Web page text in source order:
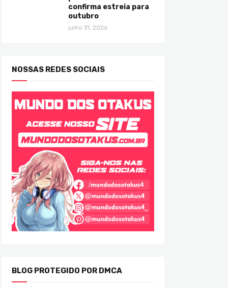
confirma estreia para
outubro
julho 31, 2026
NOSSAS REDES SOCIAIS
BLOG PROTEGIDO POR DMCA